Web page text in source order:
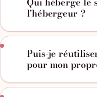
l'hébergeur ?
Puis-je
pour mon